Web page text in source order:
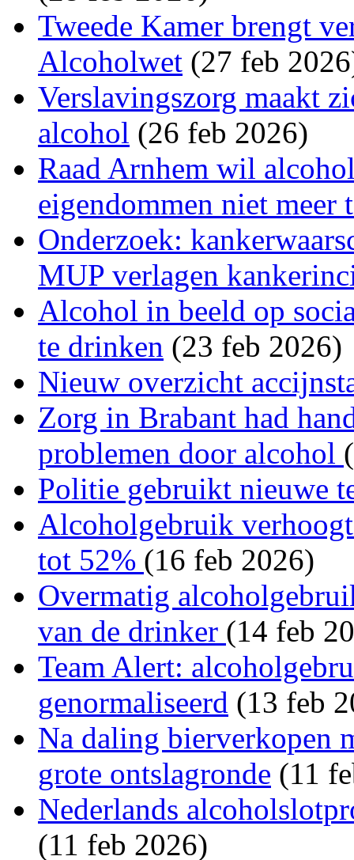
Tweede Kamer brengt
Alcoholwet (27 feb
Verslavingszorg maakt
alcohol (26 feb 2026)
Raad Arnhem wil
eigendommen niet meer
Onderzoek:
MUP verlagen
Alcohol in beeld op
te drinken (23 feb 2026)
Nieuw overzicht
Zorg in Brabant had
problemen door alcohol
Politie gebruikt nieuwe
Alcoholgebruik
tot 52% (16 feb 2026)
Overmatig
van de drinker (14 feb
Team Alert:
genormaliseerd (13 feb
Na daling bierverkopen
grote ontslagronde (11
Nederlands
(11 feb 2026)